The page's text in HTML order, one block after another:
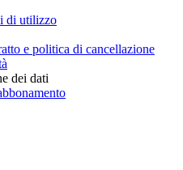
di utilizzo
e politica di cancellazione
dei dati